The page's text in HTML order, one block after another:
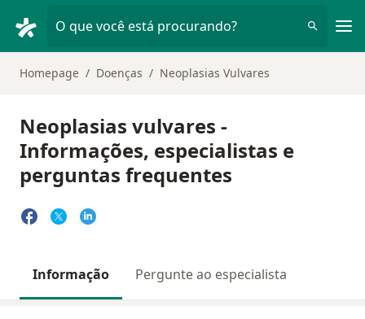
O que você está procurando?
Homepage Doenças Neoplasias Vulvares
Neoplasias vulvares -
Informações, especialistas e
perguntas frequentes
Informação Pergunte ao especialista